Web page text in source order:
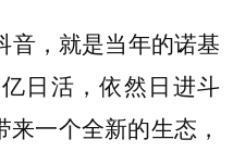
音，就是当年的诺基
日活，依然日进斗
一个全新的生态，